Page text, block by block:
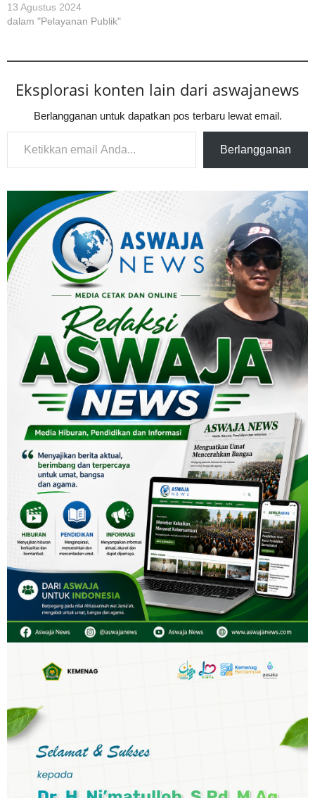
13 Agustus 2024
dalam "Pelayanan Publik"
Eksplorasi konten lain dari aswajanews
Berlangganan untuk dapatkan pos terbaru lewat email.
Ketikkan email Anda...
Berlangganan